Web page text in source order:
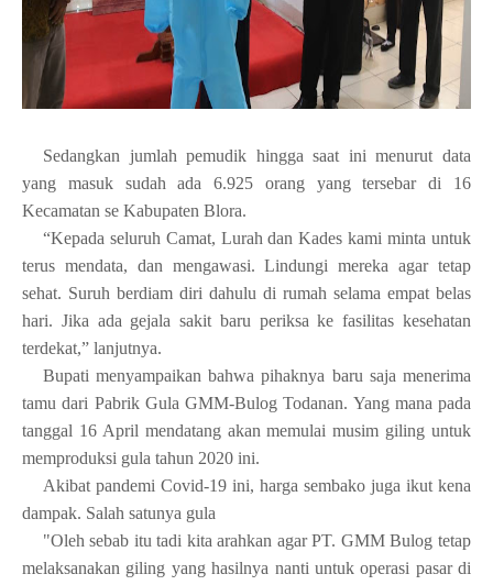
Sedangkan jumlah pemudik hingga saat ini menurut data
yang masuk sudah ada 6.925 orang yang tersebar di 16
Kecamatan se Kabupaten Blora.
“Kepada seluruh Camat, Lurah dan Kades kami minta untuk
terus mendata, dan mengawasi. Lindungi mereka agar tetap
sehat. Suruh berdiam diri dahulu di rumah selama empat belas
hari. Jika ada gejala sakit baru periksa ke fasilitas kesehatan
terdekat,” lanjutnya.
Bupati menyampaikan bahwa pihaknya baru saja menerima
tamu dari Pabrik Gula GMM-Bulog Todanan. Yang mana pada
tanggal 16 April mendatang akan memulai musim giling untuk
memproduksi gula tahun 2020 ini.
Akibat pandemi Covid-19 ini, harga sembako juga ikut kena
dampak. Salah satunya gula
"Oleh sebab itu tadi kita arahkan agar PT. GMM Bulog tetap
melaksanakan giling yang hasilnya nanti untuk operasi pasar di